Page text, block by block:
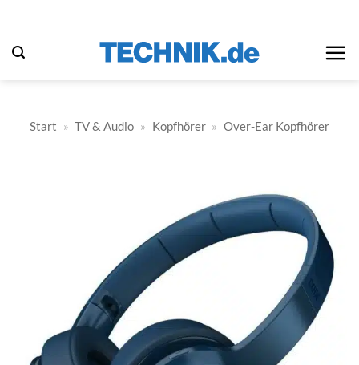
springen
Start » TV & Audio » Kopfhörer » Over-Ear Kopfhörer